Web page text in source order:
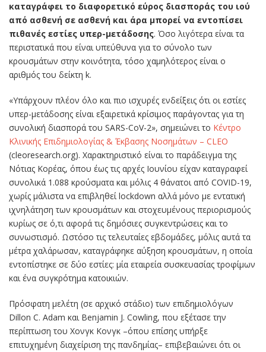
καταγράφει το διαφορετικό εύρος διασποράς του ιού
από ασθενή σε ασθενή και άρα μπορεί να εντοπίσει
πιθανές εστίες υπερ-μετάδοσης. Όσο λιγότερα είναι τα
περιστατικά που είναι υπεύθυνα για το σύνολο των
κρουσμάτων στην κοινότητα, τόσο χαμηλότερος είναι ο
αριθμός του δείκτη k.
«Υπάρχουν πλέον όλο και πιο ισχυρές ενδείξεις ότι οι εστίες
υπερ-μετάδοσης είναι εξαιρετικά κρίσιμος παράγοντας για τη
συνολική διασπορά του SARS-CoV-2», σημειώνει το Κέντρο
Κλινικής Επιδημιολογίας & Έκβασης Νοσημάτων – CLEO
(cleoresearch.org). Χαρακτηριστικό είναι το παράδειγμα της
Νότιας Κορέας, όπου έως τις αρχές Ιουνίου είχαν καταγραφεί
συνολικά 1.088 κρούσματα και μόλις 4 θάνατοι από COVID-19,
χωρίς μάλιστα να επιβληθεί lockdown αλλά μόνο με εντατική
ιχνηλάτηση των κρουσμάτων και στοχευμένους περιορισμούς
κυρίως σε ό,τι αφορά τις δημόσιες συγκεντρώσεις και το
συνωστισμό. Ωστόσο τις τελευταίες εβδομάδες, μόλις αυτά τα
μέτρα χαλάρωσαν, καταγράφηκε αύξηση κρουσμάτων, η οποία
εντοπίστηκε σε δύο εστίες: μία εταιρεία συσκευασίας τροφίμων
και ένα συγκρότημα κατοικιών.
Πρόσφατη μελέτη (σε αρχικό στάδιο) των επιδημιολόγων
Dillon C. Adam και Benjamin J. Cowling, που εξέτασε την
περίπτωση του Χονγκ Κονγκ –όπου επίσης υπήρξε
επιτυχημένη διαχείριση της πανδημίας– επιβεβαιώνει ότι οι